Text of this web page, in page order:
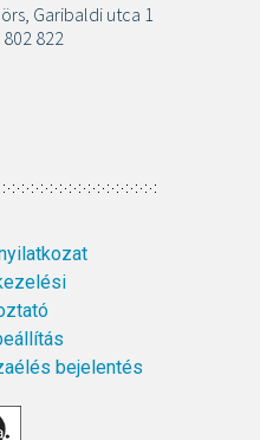
Garibaldi utca 1
822
bejelentés